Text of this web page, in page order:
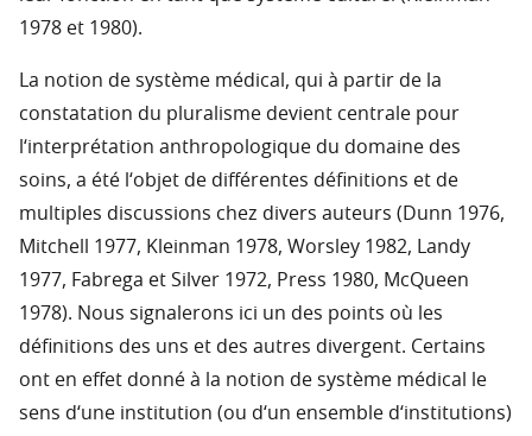
1978 et 1980).
La notion de système médical, qui à partir de la
constatation du pluralisme devient centrale pour
l‘interprétation anthropologique du domaine des
soins, a été l‘objet de différentes définitions et de
multiples discussions chez divers auteurs (Dunn 1976,
Mitchell 1977, Kleinman 1978, Worsley 1982, Landy
1977, Fabrega et Silver 1972, Press 1980, McQueen
1978). Nous signalerons ici un des points où les
définitions des uns et des autres divergent. Certains
ont en effet donné à la notion de système médical le
sens d‘une institution (ou d‘un ensemble d‘institutions)